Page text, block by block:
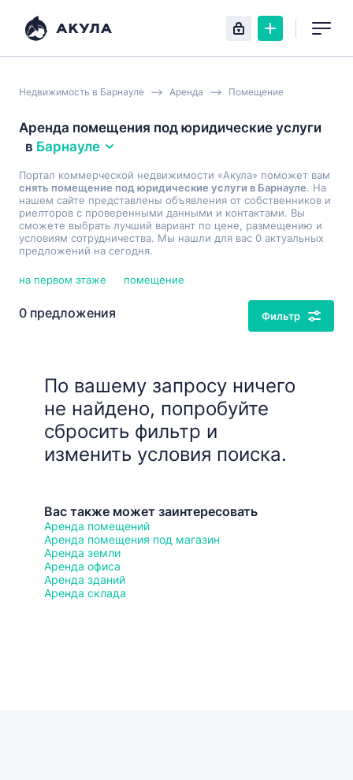
Недвижимость в Барнауле Аренда Помещение
Аренда помещения под юридические услуги
в Барнауле
Портал коммерческой недвижимости «Акула» поможет вам
снять помещение под юридические услуги в Барнауле. На
нашем сайте представлены объявления от собственников и
риелторов с проверенными данными и контактами. Вы
сможете выбрать лучший вариант по цене, размещению и
условиям сотрудничества. Мы нашли для вас 0 актуальных
предложений на сегодня.
на первом этаже помещение
0 предложения Фильтр
По вашему запросу ничего
не найдено, попробуйте
сбросить фильтр и
изменить условия поиска.
Вас также может заинтересовать
Аренда помещений
Аренда помещения под магазин
Аренда земли
Аренда офиса
Аренда зданий
Аренда склада